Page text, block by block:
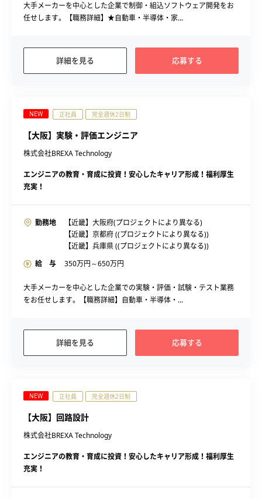
大手メーカーを中心とした企業で制御・組込ソフトウェア開発をお
任せします。【職務詳細】★自動車・半導体・家...
詳細を見る 応募する
NEW 正社員 完全週休2日制
【大阪】実験・評価エンジニア
株式会社BREXA Technology
エンジニアの教育・育成に投資！安心したキャリア形成！福利厚生
充実！
勤務地
【近畿】大阪府(プロジェクトにより異なる)
【近畿】京都府 ((プロジェクトにより異なる))
【近畿】兵庫県 ((プロジェクトにより異なる))
給 与
350万円～650万円
大手メーカーを中心とした企業での実験・評価・試験・テスト業務
をお任せします。【職務詳細】自動車・半導体・...
詳細を見る 応募する
NEW 正社員 完全週休2日制
【大阪】回路設計
株式会社BREXA Technology
エンジニアの教育・育成に投資！安心したキャリア形成！福利厚生
充実！